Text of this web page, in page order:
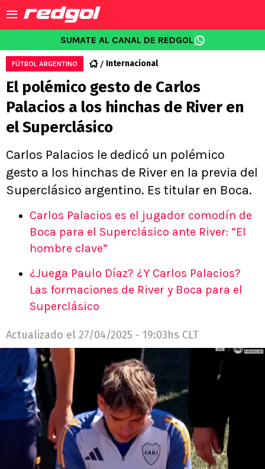
SUMATE AL CANAL DE REDGOL
FÚTBOL ARGENTINO Internacional
El polémico gesto de Carlos
Palacios a los hinchas de River en
el Superclásico
Carlos Palacios le dedicó un polémico
gesto a los hinchas de River en la previa del
Superclásico argentino. Es titular en Boca.
Carlos Palacios es el jugador comodín de
Boca para el Superclásico ante River: “El
hombre clave”
¿Juega Paulo Díaz? ¿Y Carlos Palacios?
Las formaciones de River y Boca para el
Superclásico
Actualizado el 27/04/2025 - 19:03hs CLT